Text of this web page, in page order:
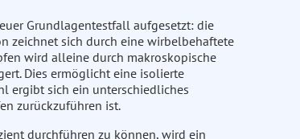
Grundlagentestfall aufgesetzt: die
zeichnet sich durch eine wirbelbehaftete
wird alleine durch makroskopische
Dies ermöglicht eine isolierte
ergibt sich ein unterschiedliches
zurückzuführen ist.
durchführen zu können, wird ein